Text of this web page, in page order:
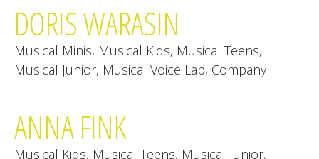
DORIS WARASIN
Musical Minis, Musical Kids, Musical Teens,
Musical Junior, Musical Voice Lab, Company
ANNA FINK
Musical Kids, Musical Teens, Musical Junior,